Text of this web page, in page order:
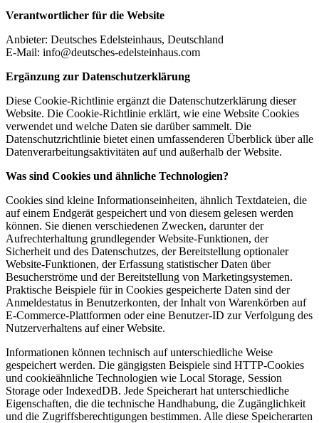
Verantwortlicher für die Website
Anbieter: Deutsches Edelsteinhaus, Deutschland
E-Mail: info@deutsches-edelsteinhaus.com
Ergänzung zur Datenschutzerklärung
Diese Cookie-Richtlinie ergänzt die Datenschutzerklärung dieser
Website. Die Cookie-Richtlinie erklärt, wie eine Website Cookies
verwendet und welche Daten sie darüber sammelt. Die
Datenschutzrichtlinie bietet einen umfassenderen Überblick über alle
Datenverarbeitungsaktivitäten auf und außerhalb der Website.
Was sind Cookies und ähnliche Technologien?
Cookies sind kleine Informationseinheiten, ähnlich Textdateien, die
auf einem Endgerät gespeichert und von diesem gelesen werden
können. Sie dienen verschiedenen Zwecken, darunter der
Aufrechterhaltung grundlegender Website-Funktionen, der
Sicherheit und des Datenschutzes, der Bereitstellung optionaler
Website-Funktionen, der Erfassung statistischer Daten über
Besucherströme und der Bereitstellung von Marketingsystemen.
Praktische Beispiele für in Cookies gespeicherte Daten sind der
Anmeldestatus in Benutzerkonten, der Inhalt von Warenkörben auf
E-Commerce-Plattformen oder eine Benutzer-ID zur Verfolgung des
Nutzerverhaltens auf einer Website.
Informationen können technisch auf unterschiedliche Weise
gespeichert werden. Die gängigsten Beispiele sind HTTP-Cookies
und cookieähnliche Technologien wie Local Storage, Session
Storage oder IndexedDB. Jede Speicherart hat unterschiedliche
Eigenschaften, die die technische Handhabung, die Zugänglichkeit
und die Zugriffsberechtigungen bestimmen. Alle diese Speicherarten